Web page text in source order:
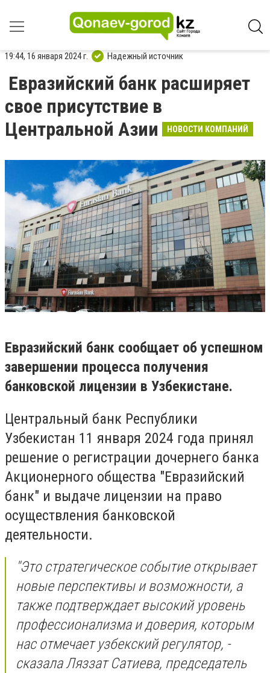
19:44, 16 января 2024 г. Надежный источник
Евразийский банк расширяет
свое присутствие в
Центральной Азии
НОВОСТИ КОМПАНИЙ
Евразийский банк сообщает об успешном
завершении процесса получения
банковской лицензии в Узбекистане.
Центральный банк Республики
Узбекистан 11 января 2024 года принял
решение о регистрации дочернего банка
Акционерного общества "Евразийский
банк" и выдаче лицензии на право
осуществления банковской
деятельности.
"Это стратегическое событие открывает
новые перспективы и возможности, а
также подтверждает высокий уровень
профессионализма и доверия, которым
нас отмечает узбекский регулятор, -
сказала Ляззат Сатиева, председатель